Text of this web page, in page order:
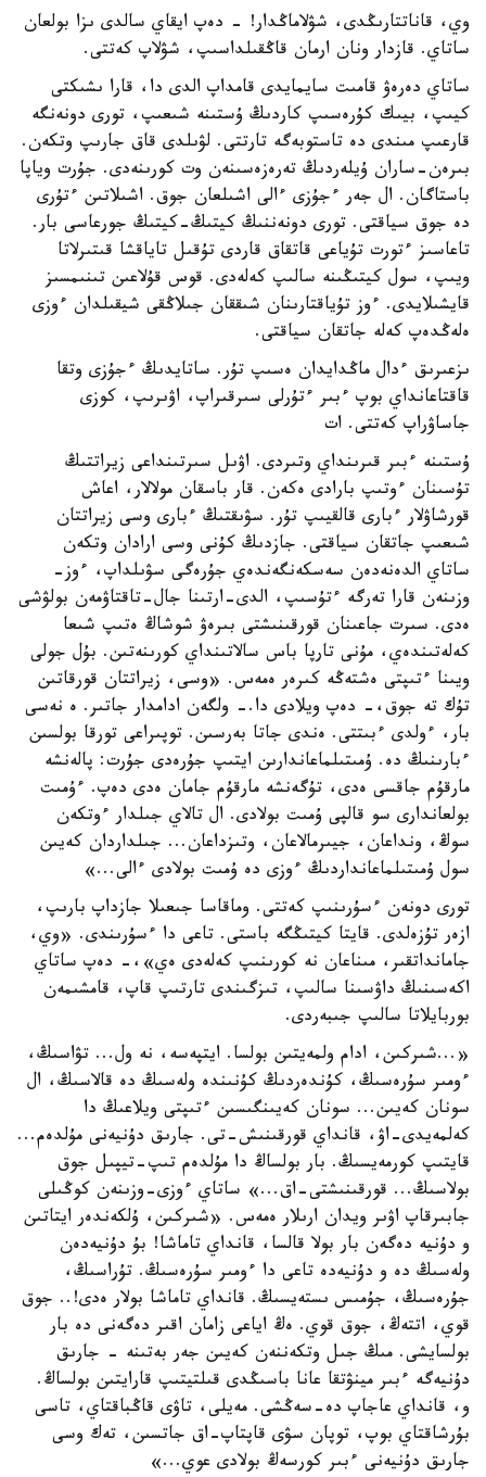
وي، قاناتتارىڭدى، شۋلاماڭدار! - دەپ ايقاي سالدى ىزا بولعان
ساتاي. قازدار ونان ارمان قاڭقىلداسىپ، شۋلاپ كەتتى.
ساتاي دەرەۋ قامىت سايمايدى قامداپ الدى دا، قارا ىشىكتى
كيىپ، بيىك كۇرەسىپ كاردىڭ ۇستىنە شىعىپ، تورى دونەنگە
قارعىپ مىندى دە تاستوبەگە تارتتى. لۋىلدى قاق جارىپ وتكەن.
بىرەن-ساران ۇيلەردىڭ تەرەزەسىنەن وت كورىنەدى. جۇرت وياپا
باستاگان. ال جەر ءجۇزى ءالى اشىلعان جوق. اشىلاتىن ءتۇرى
دە جوق سياقتى. تورى دونەننىڭ كيتىڭ-كيتىڭ جورعاسى بار.
تاعاسىز ءتورت تۇياعى قاتقاق قاردى تۇقىل تاياقشا قىتىرلاتا
ويىپ، سول كيتىڭىنە سالىپ كەلەدى. قوس قۇلاعىن تىنىمسىز
قايشىلايدى. ءوز تۇياقتارىنان شىققان جىلاڭقى شيقىلدان ءوزى
ەلەڭدەپ كەلە جاتقان سياقتى.
ىزعىرىق ءدال ماڭدايدان ەسىپ تۇر. ساتايدىڭ ءجۇزى وتقا
قاقتاعانداي بوپ ءبىر ءتۇرلى سىرقىراپ، اۋىرىپ، كوزى
جاساۋراپ كەتتى. ات
ۇستىنە ءبىر قىرىنداي وتىردى. اۋىل سىرتىنداعى زيراتتىڭ
تۇسىنان ءوتىپ بارادى ەكەن. قار باسقان مولالار، اعاش
قورشاۋلار ءبارى قالقيىپ تۇر. سۋىقتىڭ ءبارى وسى زيراتتان
شىعىپ جاتقان سياقتى. جازدىڭ كۇنى وسى ارادان وتكەن
ساتاي الدەنەدەن سەسكەنگەندەي جۇرەگى سۋىلداپ، ءوز-
وزىنەن قارا تەرگە ءتۇسىپ، الدى-ارتىنا جال-تاقتاۋمەن بولۋشى
ەدى. سىرت جاعىنان قورقىنىشتى بىرەۋ شوشاڭ ەتىپ شىعا
كەلەتىندەي، مۇنى تارپا باس سالاتىنداي كورىنەتىن. بۇل جولى
ويىنا ءتىپتى ەشتەڭە كىرەر ەمەس. «وسى، زيراتتان قورقاتىن
تۇك تە جوق،- دەپ ويلادى دا.- ولگەن ادامدار جاتىر. ە نەسى
بار، ءولدى ءبىتتى. ەندى جاتا بەرسىن. توپىراعى تورقا بولسىن
ءبارىنىڭ دە. ۇمىتىلماعاندارىن ايتىپ جۇرەدى جۇرت: پالەنشە
مارقۇم جاقسى ەدى، تۇگەنشە مارقۇم جامان ەدى دەپ. ءۇمىت
بولعاندارى سو قالپى ۇمىت بولادى. ال تالاي جىلدار ءوتكەن
سوڭ، ونداعان، جيىرمالاعان، وتىزداعان... جىلداردان كەيىن
سول ۇمىتىلماعانداردىڭ ءوزى دە ۇمىت بولادى ءالى...»
تورى دونەن ءسۇرىنىپ كەتتى. وماقاسا جىعىلا جازداپ بارىپ،
ازەر تۇزەلدى. قايتا كيتىڭگە باستى. تاعى دا ءسۇرىندى. «وي،
جامانداتقىر، مىناعان نە كورىنىپ كەلەدى ەي»،- دەپ ساتاي
اكەسىنىڭ داۋسىنا سالىپ، تىزگىندى تارتىپ قاپ، قامشىمەن
بوربايلاتا سالىپ جىبەردى.
«...شىركىن، ادام ولمەيتىن بولسا. ايتپەسە، نە ول... تۋاسىڭ،
ءومىر سۇرەسىڭ، كۇندەردىڭ كۇنىندە ولەسىڭ دە قالاسىڭ، ال
سونان كەيىن... سونان كەيىنگىسىن ءتىپتى ويلاعىڭ دا
كەلمەيدى-اۋ، قانداي قورقىنىش-تى. جارىق دۇنيەنى مۇلدەم...
قايتىپ كورمەيسىڭ. بار بولساڭ دا مۇلدەم تىپ-تيپىل جوق
بولاسىڭ... قورقىنىشتى-اق...» ساتاي ءوزى-وزىنەن كوڭىلى
جابىرقاپ اۋىر ويدان ارىلار ەمەس. «شىركىن، ۇلكەندەر ايتاتىن
و دۇنيە دەگەن بار بولا قالسا، قانداي تاماشا! بۇ دۇنيەدەن
ولەسىڭ دە و دۇنيەدە تاعى دا ءومىر سۇرەسىڭ. تۇراسىڭ،
جۇرەسىڭ، جۇمىس ىستەيسىڭ. قانداي تاماشا بولار ەدى!.. جوق
قوي، اتتەڭ، جوق قوي. ەڭ اياعى زامان اقىر دەگەنى دە بار
بولسايشى. مىڭ جىل وتكەننەن كەيىن جەر بەتىنە - جارىق
دۇنيەگە ءبىر مينۋتقا عانا باسىڭدى قىلتيتىپ قارايتىن بولساڭ.
و، قانداي عاجاپ دە-سەڭشى. مەيلى، تاۋى قاڭباقتاي، تاسى
بۇرشاقتاي بوپ، توپان سۋى قاپتاپ-اق جاتسىن، تەك وسى
جارىق دۇنيەنى ءبىر كورسەڭ بولادى عوي...»